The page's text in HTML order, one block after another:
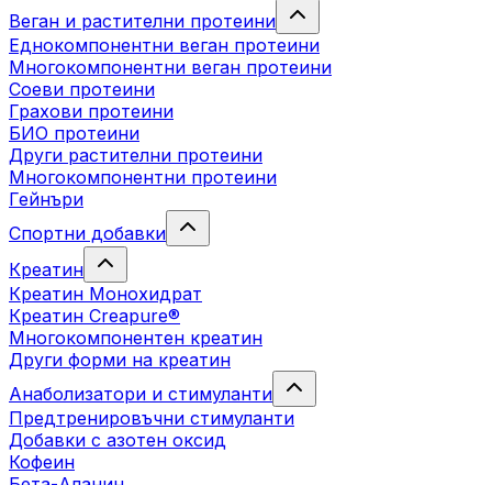
Веган и растителни протеини
Еднокомпонентни веган протеини
Многокомпонентни веган протеини
Соеви протеини
Грахови протеини
БИО протеини
Други растителни протеини
Многокомпонентни протеини
Гейнъри
Спортни добавки
Креатин
Креатин Монохидрат
Креатин Creapure®
Многокомпонентен креатин
Други форми на креатин
Анаболизатори и стимуланти
Предтренировъчни стимуланти
Добавки с азотен оксид
Кофеин